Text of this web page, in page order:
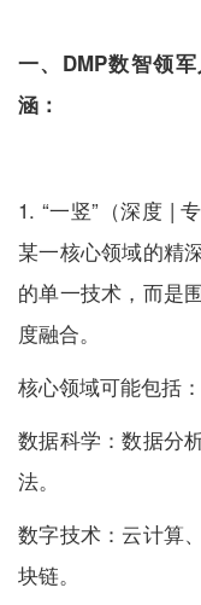
一、DMP数智领
涵：
1. “一竖”（深度 |
某一核心领域的精
的单一技术，而是
度融合。
核心领域可能包括：
数据科学：数据分
法。
数字技术：云计算
块链。